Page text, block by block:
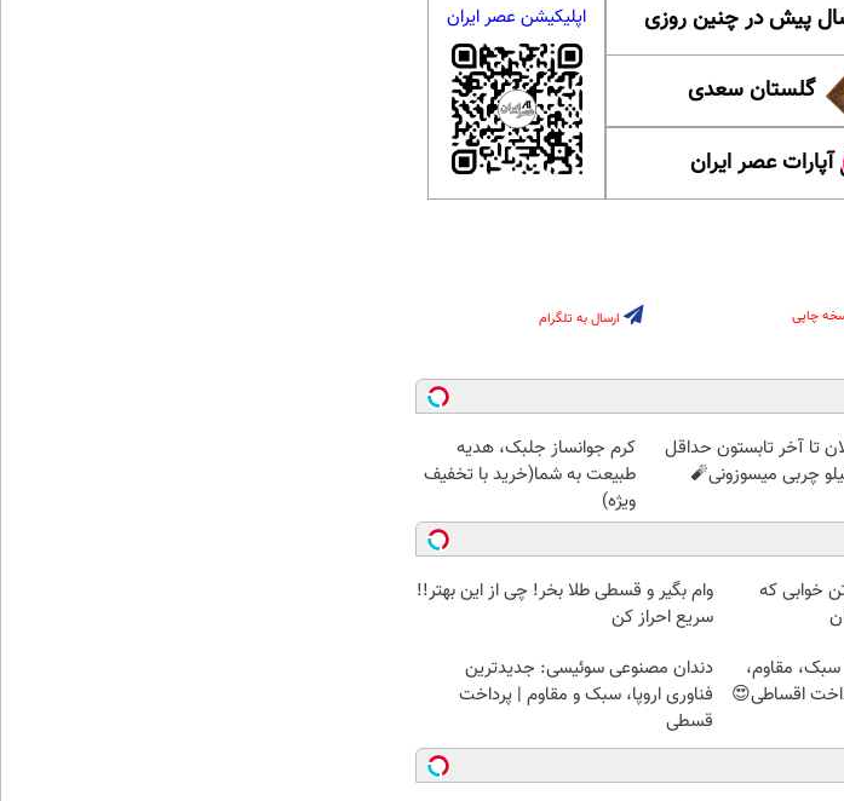
گلستان سعدی
آپارات عصر ایران
اپلیکیشن عصر ایران
چاپی ارسال به تلگرام
تا آخر تابستون حداقل
کرم جوانساز جلبک، هدیه
طبیعت به شما(خرید با تخفیف
ویژه)
خوابی که
وام بگیر و قسطی طلا بخر! چی از این بهتر!!
سریع احراز کن
مقاوم،
اقساطی😍
دندان مصنوعی سوئیسی: جدیدترین
فناوری اروپا، سبک و مقاوم | پرداخت
قسطی